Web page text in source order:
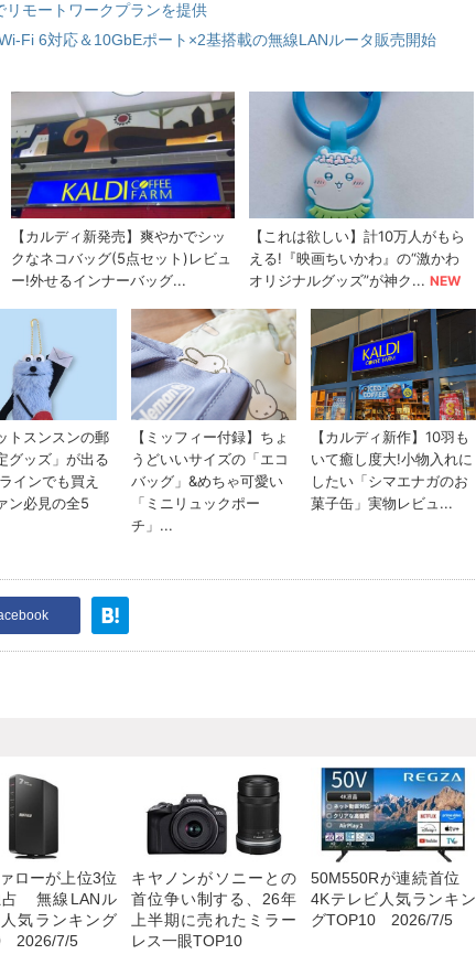
リモートワークプランを提供
Fi 6対応＆10GbEポート×2基搭載の無線LANルータ販売開始
ローが上位3位
占 無線LANル
気ランキング
2026/7/5
キヤノンがソニーとの
首位争い制する、26年
上半期に売れたミラー
レス一眼TOP10
50M550Rが連続首位
4Kテレビ人気ランキン
グTOP10 2026/7/5